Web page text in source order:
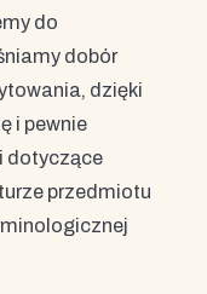
do
dobór
dzięki
i pewnie
dotyczące
przedmiotu